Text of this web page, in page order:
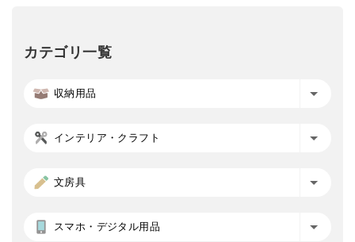
カテゴリ一覧
収納用品
インテリア・クラフト
文房具
スマホ・デジタル用品